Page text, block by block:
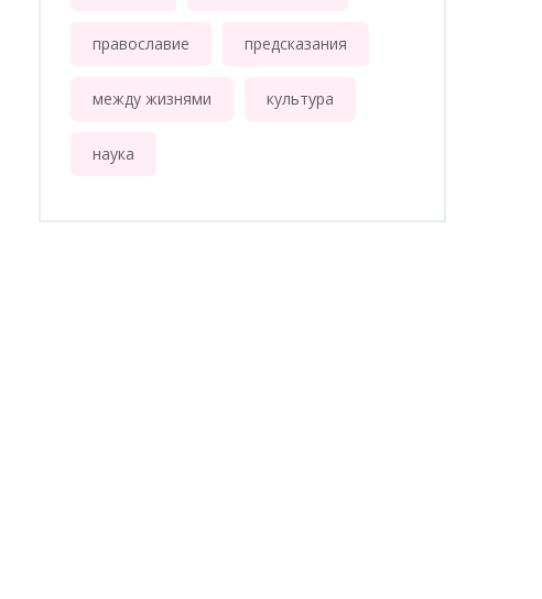
православие предсказания
между жизнями культура
наука